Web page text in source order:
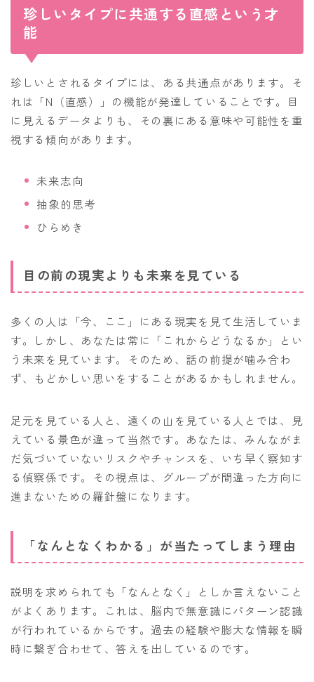
珍しいタイプに共通する直感という才
能
珍しいとされるタイプには、ある共通点があります。そ
れは「N（直感）」の機能が発達していることです。目
に見えるデータよりも、その裏にある意味や可能性を重
視する傾向があります。
未来志向
抽象的思考
ひらめき
目の前の現実よりも未来を見ている
多くの人は「今、ここ」にある現実を見て生活していま
す。しかし、あなたは常に「これからどうなるか」とい
う未来を見ています。そのため、話の前提が噛み合わ
ず、もどかしい思いをすることがあるかもしれません。
足元を見ている人と、遠くの山を見ている人とでは、見
えている景色が違って当然です。あなたは、みんながま
だ気づいていないリスクやチャンスを、いち早く察知す
る偵察係です。その視点は、グループが間違った方向に
進まないための羅針盤になります。
「なんとなくわかる」が当たってしまう理由
説明を求められても「なんとなく」としか言えないこと
がよくあります。これは、脳内で無意識にパターン認識
が行われているからです。過去の経験や膨大な情報を瞬
時に繋ぎ合わせて、答えを出しているのです。